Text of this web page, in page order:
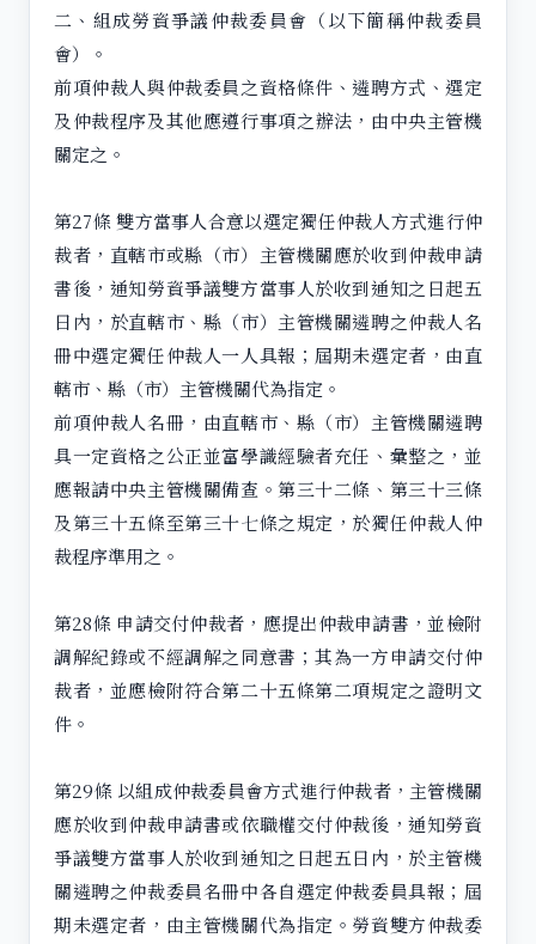
二、組成勞資爭議仲裁委員會（以下簡稱仲裁委員
會）。
前項仲裁人與仲裁委員之資格條件、遴聘方式、選定
及仲裁程序及其他應遵行事項之辦法，由中央主管機
關定之。
第27條 雙方當事人合意以選定獨任仲裁人方式進行仲
裁者，直轄市或縣（市）主管機關應於收到仲裁申請
書後，通知勞資爭議雙方當事人於收到通知之日起五
日內，於直轄市、縣（市）主管機關遴聘之仲裁人名
冊中選定獨任仲裁人一人具報；屆期未選定者，由直
轄市、縣（市）主管機關代為指定。
前項仲裁人名冊，由直轄市、縣（市）主管機關遴聘
具一定資格之公正並富學識經驗者充任、彙整之，並
應報請中央主管機關備查。第三十二條、第三十三條
及第三十五條至第三十七條之規定，於獨任仲裁人仲
裁程序準用之。
第28條 申請交付仲裁者，應提出仲裁申請書，並檢附
調解紀錄或不經調解之同意書；其為一方申請交付仲
裁者，並應檢附符合第二十五條第二項規定之證明文
件。
第29條 以組成仲裁委員會方式進行仲裁者，主管機關
應於收到仲裁申請書或依職權交付仲裁後，通知勞資
爭議雙方當事人於收到通知之日起五日內，於主管機
關遴聘之仲裁委員名冊中各自選定仲裁委員具報；屆
期未選定者，由主管機關代為指定。勞資雙方仲裁委